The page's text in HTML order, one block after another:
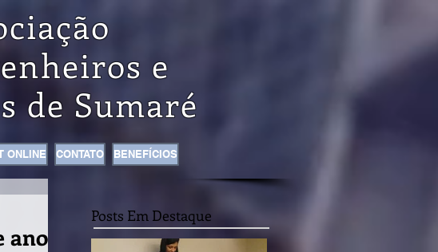
e
de Sumaré
ONLINE CONTATO BENEFÍCIOS
ano
Posts Em Destaque